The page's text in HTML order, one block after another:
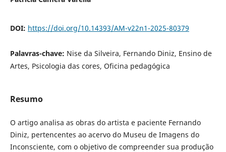
DOI: https://doi.org/10.14393/AM-v22n1-2025-80379
Palavras-chave: Nise da Silveira, Fernando Diniz, Ensino de
Artes, Psicologia das cores, Oficina pedagógica
Resumo
O artigo analisa as obras do artista e paciente Fernando
Diniz, pertencentes ao acervo do Museu de Imagens do
Inconsciente, com o objetivo de compreender sua produção